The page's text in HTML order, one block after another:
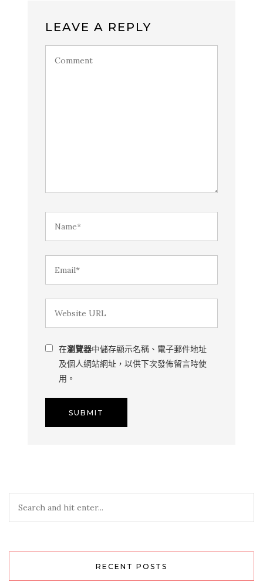
LEAVE A REPLY
在瀏覽器中儲存顯示名稱、電子郵件地址
及個人網站網址，以供下次發佈留言時使
用。
RECENT POSTS